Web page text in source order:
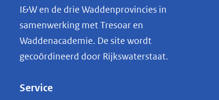
k
e
I&W en de drie Waddenprovincies in
samenwerking met Tresoar en
Waddenacademie. De site wordt
gecoördineerd door Rijkswaterstaat.
Service